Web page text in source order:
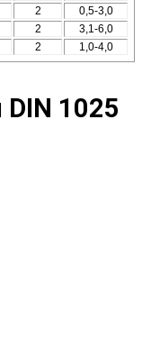
2
0,5-3,0
2
3,1-6,0
2 1,0-4,0
1025